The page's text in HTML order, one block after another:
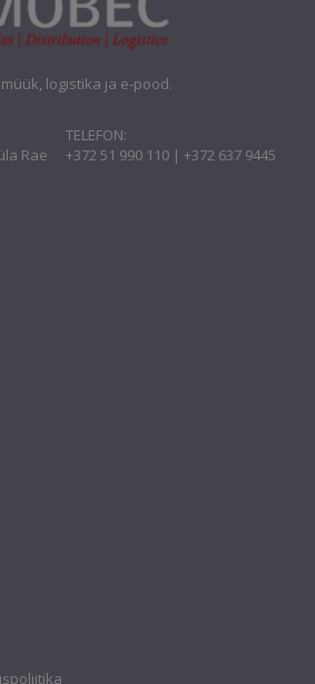
logistika ja e-pood.
Rae
TELEFON:
+372 51 990 110 | +372 637 9445